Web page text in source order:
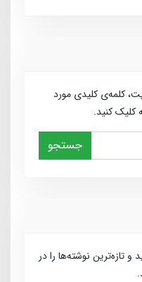
کلمه‌ی کلیدی مورد
کلیک کنید.
جستجو
تازه‌ترین نوشته‌ها را در